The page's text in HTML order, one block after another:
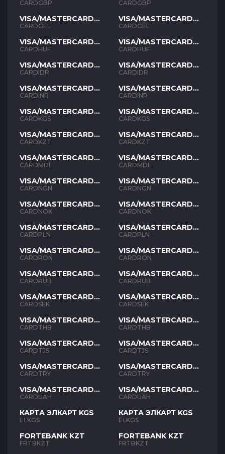
GBP
CARDGBP
VISA/MASTERCARD
GEL
CARDGEL
VISA/MASTERCARD
HUF
CARDHUF
VISA/MASTERCARD
IDR
CARDIDR
VISA/MASTERCARD
INR
CARDINR
VISA/MASTERCARD
KGS
CARDKGS
VISA/MASTERCARD
KZT
CARDKZT
VISA/MASTERCARD
MDL
CARDMDL
VISA/MASTERCARD
NGN
CARDNGN
VISA/MASTERCARD
NOK
CARDNOK
VISA/MASTERCARD
PLN
CARDPLN
VISA/MASTERCARD
RON
CARDRON
VISA/MASTERCARD
RUB
CARDRUB
VISA/MASTERCARD
SEK
CARDSEK
VISA/MASTERCARD
THB
CARDTHB
VISA/MASTERCARD
TJS
CARDTJS
VISA/MASTERCARD
TYR
CARDTRY
VISA/MASTERCARD
UAH
CARDUAH
КАРТА ЭЛКАРТ KGS
ELKGS
FORTEBANK KZT
FRTBKZT
GBP
CARDGBP
VISA/MASTERCARD
GEL
CARDGEL
VISA/MASTERCARD
HUF
CARDHUF
VISA/MASTERCARD
IDR
CARDIDR
VISA/MASTERCARD
INR
CARDINR
VISA/MASTERCARD
KGS
CARDKGS
VISA/MASTERCARD
KZT
CARDKZT
VISA/MASTERCARD
MDL
CARDMDL
VISA/MASTERCARD
NGN
CARDNGN
VISA/MASTERCARD
NOK
CARDNOK
VISA/MASTERCARD
PLN
CARDPLN
VISA/MASTERCARD
RON
CARDRON
VISA/MASTERCARD
RUB
CARDRUB
VISA/MASTERCARD
SEK
CARDSEK
VISA/MASTERCARD
THB
CARDTHB
VISA/MASTERCARD
TJS
CARDTJS
VISA/MASTERCARD
TYR
CARDTRY
VISA/MASTERCARD
UAH
CARDUAH
КАРТА ЭЛКАРТ KGS
ELKGS
FORTEBANK KZT
FRTBKZT